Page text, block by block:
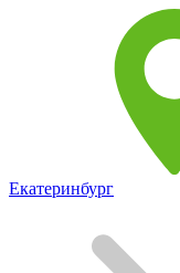
Екатеринбург